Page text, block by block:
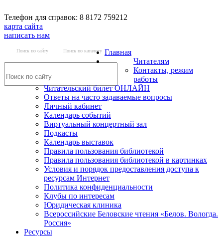
Телефон для справок: 8 8172 759212
карта сайта
написать нам
Поиск по сайту Поиск по каталогу Главная
Читателям
Контакты, режим
работы
Читательский билет ОНЛАЙН
Ответы на часто задаваемые вопросы
Личный кабинет
Календарь событий
Виртуальный концертный зал
Подкасты
Календарь выставок
Правила пользования библиотекой
Правила пользования библиотекой в картинках
Условия и порядок предоставления доступа к
ресурсам Интернет
Политика конфиденциальности
Клубы по интересам
Юридическая клиника
Всероссийские Беловские чтения «Белов. Вологда.
Россия»
Ресурсы